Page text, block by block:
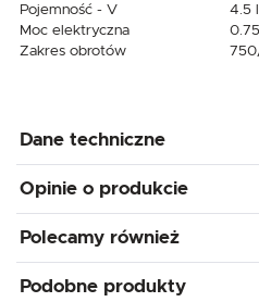
Pojemność - V
4.5 l
Moc elektryczna
Zakres obrotów
Dane techniczne
Opinie o produkcie
Polecamy również
Podobne produkty